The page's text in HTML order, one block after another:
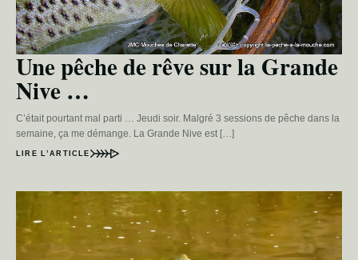
Une pêche de rêve sur la Grande
Nive …
C’était pourtant mal parti … Jeudi soir. Malgré 3 sessions de pêche dans la
semaine, ça me démange. La Grande Nive est […]
LIRE L’ARTICLE